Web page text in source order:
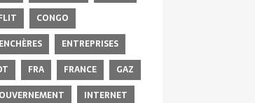
CONGO
ENCHÈRES
ENTREPRISES
FRA FRANCE
GAZ
INTERNET